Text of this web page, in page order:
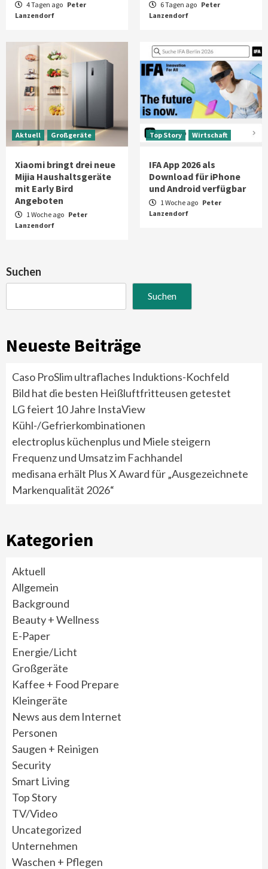
4 Tagen ago Peter
Lanzendorf
6 Tagen ago Peter
Lanzendorf
Aktuell Großgeräte
Xiaomi bringt drei neue
Mijia Haushaltsgeräte
mit Early Bird
Angeboten
1 Woche ago Peter
Lanzendorf
Top Story Wirtschaft
IFA App 2026 als
Download für iPhone
und Android verfügbar
1 Woche ago Peter
Lanzendorf
Suchen
Suchen
Neueste Beiträge
Caso ProSlim ultraflaches Induktions-Kochfeld
Bild hat die besten Heißluftfritteusen getestet
LG feiert 10 Jahre InstaView
Kühl-/Gefrierkombinationen
electroplus küchenplus und Miele steigern
Frequenz und Umsatz im Fachhandel
medisana erhält Plus X Award für „Ausgezeichnete
Markenqualität 2026“
Kategorien
Aktuell
Allgemein
Background
Beauty + Wellness
E-Paper
Energie/Licht
Großgeräte
Kaffee + Food Prepare
Kleingeräte
News aus dem Internet
Personen
Saugen + Reinigen
Security
Smart Living
Top Story
TV/Video
Uncategorized
Unternehmen
Waschen + Pflegen